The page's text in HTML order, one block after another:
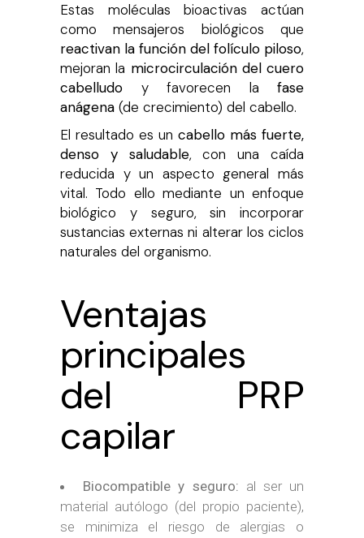
Estas moléculas bioactivas actúan
como mensajeros biológicos que
reactivan la función del folículo piloso,
mejoran la microcirculación del cuero
cabelludo y favorecen la fase
anágena (de crecimiento) del cabello.
El resultado es un cabello más fuerte,
denso y saludable, con una caída
reducida y un aspecto general más
vital. Todo ello mediante un enfoque
biológico y seguro, sin incorporar
sustancias externas ni alterar los ciclos
naturales del organismo.
Ventajas
principales
del PRP
capilar
Biocompatible y seguro: al ser un
material autólogo (del propio paciente),
se minimiza el riesgo de alergias o